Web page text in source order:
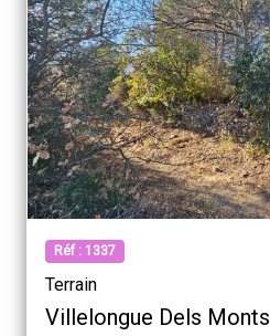
Barcares
Réf : 1337
Terrain
Villelongue Dels Monts